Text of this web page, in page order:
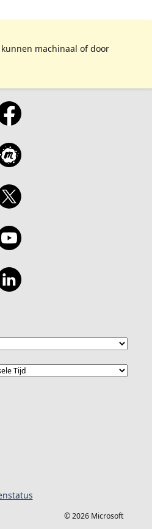
machinaal of door
© 2026 Microsoft